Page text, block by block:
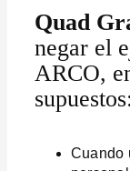
Quad
negar el
ARCO,
supuestos:
Cuando